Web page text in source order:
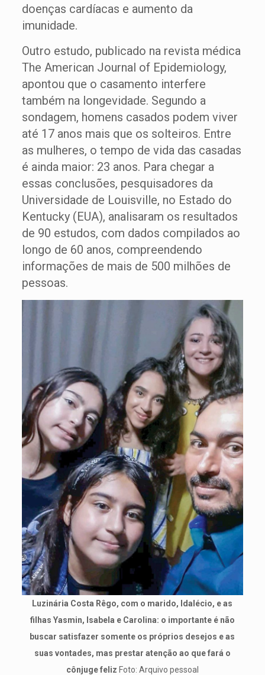
doenças cardíacas e aumento da
imunidade.
Outro estudo, publicado na revista médica
The American Journal of Epidemiology,
apontou que o casamento interfere
também na longevidade. Segundo a
sondagem, homens casados podem viver
até 17 anos mais que os solteiros. Entre
as mulheres, o tempo de vida das casadas
é ainda maior: 23 anos. Para chegar a
essas conclusões, pesquisadores da
Universidade de Louisville, no Estado do
Kentucky (EUA), analisaram os resultados
de 90 estudos, com dados compilados ao
longo de 60 anos, compreendendo
informações de mais de 500 milhões de
pessoas.
Luzinária Costa Rêgo, com o marido, Idalécio, e as
filhas Yasmin, Isabela e Carolina: o importante é não
buscar satisfazer somente os próprios desejos e as
suas vontades, mas prestar atenção ao que fará o
cônjuge feliz Foto: Arquivo pessoal